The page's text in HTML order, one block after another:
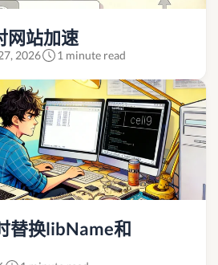
网站加速
2026 1 minute read
替换libName和